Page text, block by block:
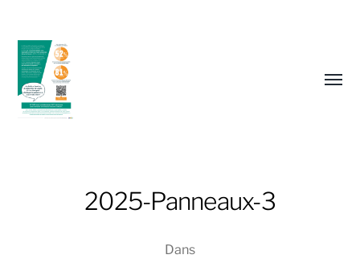
2025-Panneaux-3
Dans